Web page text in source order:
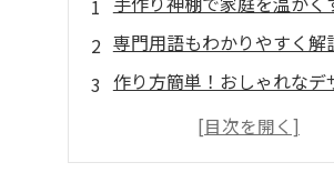
専門用語もわかりやすく解
作り方簡単！おしゃれなデ
お気に入りの神様を選ぼう
神棚にお供えする物の意味